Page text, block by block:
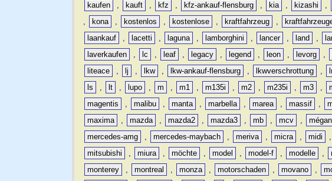
kaufen
, kauft , kfz , kfz-ankauf-flensburg , kia , kizashi ,
,
kona , kostenlos , kostenlose , kraftfahrzeug ,
laankauf
, lacetti , laguna , lamborghini , lancer , land ,
laverkaufen
, lc , leaf , legacy , legend , leon , levorg ,
liteace
, lj , lkw , lkw-ankauf-flensburg , lkwverschrottung ,
ls
, lt , lupo , m , m1 , m135i , m2 , m235i , m3 ,
magentis
, malibu , manta , marbella , marea , massif ,
maxima
, mazda , mazda2 , mazda3 , mb , mcv ,
mercedes-amg
, mercedes-maybach , meriva , micra , midi ,
mitsubishi
, miura , möchte , model , model-f , modelle ,
monterey
, montreal , monza , motorschaden , movano ,